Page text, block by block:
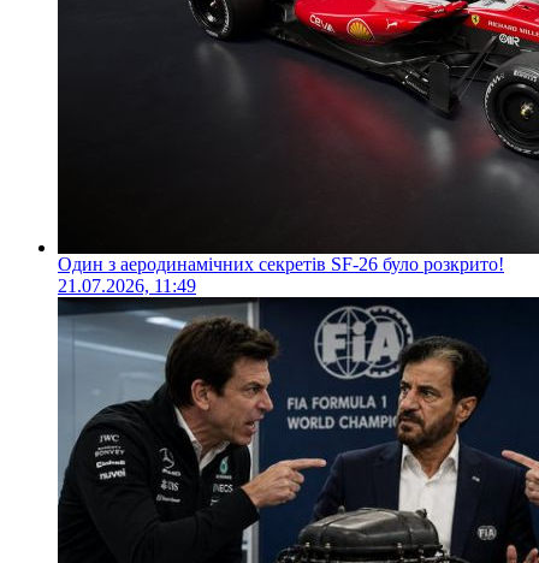
Один з аеродинамічних секретів SF-26 було розкрито!
21.07.2026, 11:49